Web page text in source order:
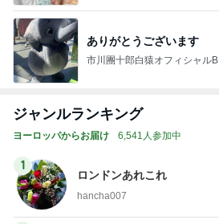
ありがとうございます
市川團十郎白猿オフィシャルB
ジャンルランキング
ヨーロッパからお届け 6,541人参加中
1
ロンドンあれこれ
hancha007